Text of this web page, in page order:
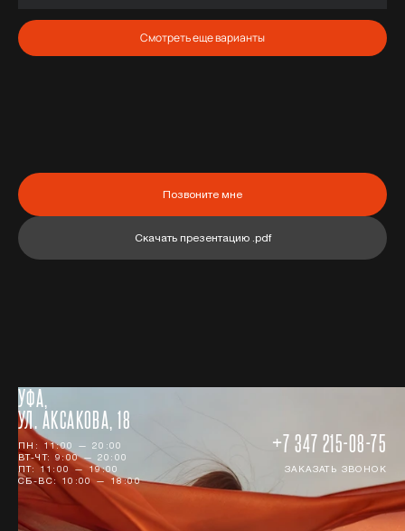
Смотреть еще варианты
Позвоните мне
Скачать презентацию .pdf
УФА,
УЛ. АКСАКОВА, 18
ПН: 11:00 — 20:00
ВТ-ЧТ: 9:00 — 20:00
ПТ: 11:00 — 19:00
СБ-ВС: 10:00 — 18:00
+7 347 215-08-75
ЗАКАЗАТЬ ЗВОНОК